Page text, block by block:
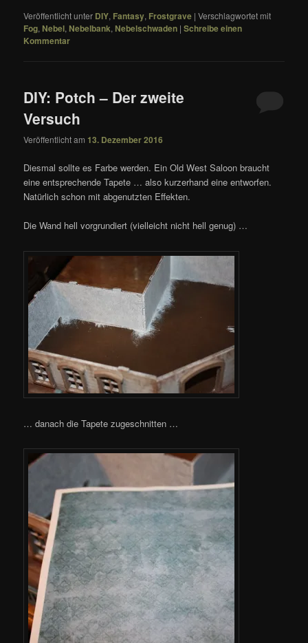
Veröffentlicht unter DIY, Fantasy, Frostgrave |Verschlagwortet mit
Fog, Nebel, Nebelbank, Nebelschwaden |Schreibe einen
Kommentar
DIY: Potch – Der zweite
Versuch
Veröffentlicht am 13. Dezember 2016
Diesmal sollte es Farbe werden. Ein Old West Saloon braucht
eine entsprechende Tapete … also kurzerhand eine entworfen.
Natürlich schon mit abgenutzten Effekten.
Die Wand hell vorgrundiert (vielleicht nicht hell genug) …
… danach die Tapete zugeschnitten …